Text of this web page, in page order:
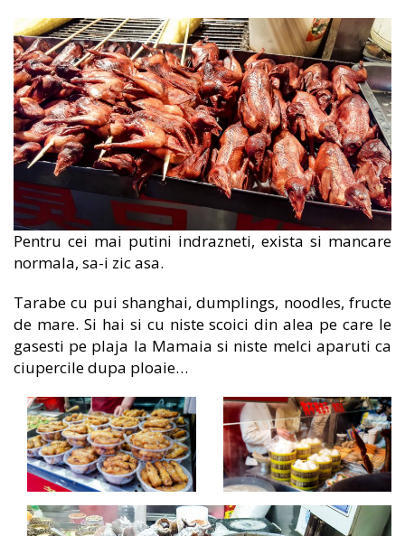
Pentru cei mai putini indrazneti, exista si mancare
normala, sa-i zic asa.
Tarabe cu pui shanghai, dumplings, noodles, fructe
de mare. Si hai si cu niste scoici din alea pe care le
gasesti pe plaja la Mamaia si niste melci aparuti ca
ciupercile dupa ploaie…